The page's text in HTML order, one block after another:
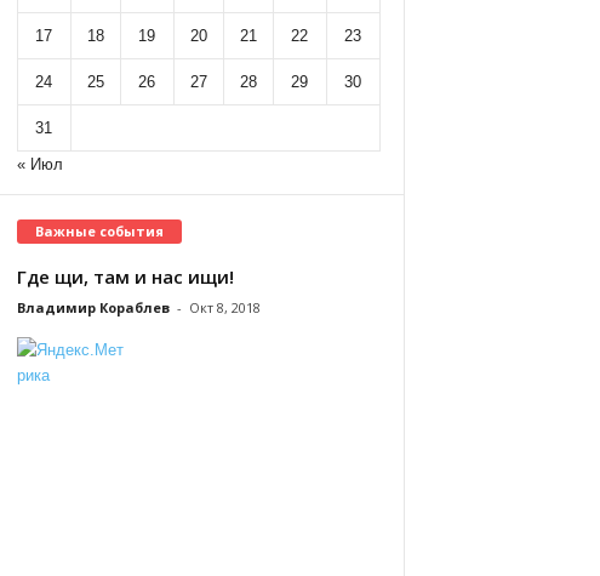
17 18 19 20 21 22 23
24 25 26 27 28 29 30
31
« Июл
Важные события
Где щи, там и нас ищи!
Владимир Кораблев - Окт 8, 2018